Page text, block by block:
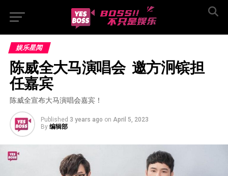
娱乐星闻
陈威全大马演唱会  邀方泂镔担
任嘉宾
陈威全宣布大马演唱会嘉宾！
Published 3 years ago on April 5, 2023
By 编辑部